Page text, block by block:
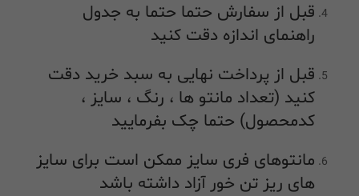
قبل از سفارش حتما حتما به جدول
راهنمای اندازه دقت کنید
قبل از پرداخت نهایی به سبد خرید دقت
کنید (تعداد مانتو ها ، رنگ ، سایز ،
کدمحصول) حتما چک بفرمایید
مانتوهای فری سایز ممکن است برای سایز
های ریز تن خور آزاد داشته باشد